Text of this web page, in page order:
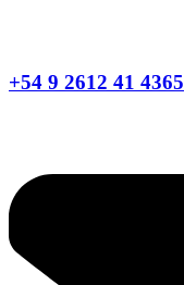
+54 9 2612 41 4365